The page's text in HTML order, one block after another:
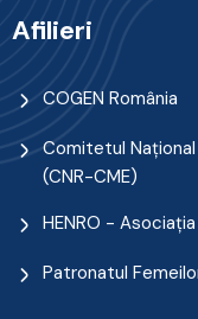
Afilieri
COGEN România
Comitetul Naţional
(CNR-CME)
HENRO -
Patronatul